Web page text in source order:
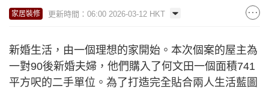
家居裝修 更新時間：06:00 2026-03-12 HKT
新婚生活，由一個理想的家開始。本次個案的屋主為
一對90後新婚夫婦，他們購入了何文田一個面積741
平方呎的二手單位。為了打造完全貼合兩人生活藍圖